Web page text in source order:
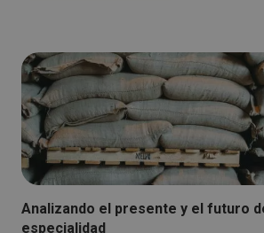
Analizando el presente y el futuro
especialidad